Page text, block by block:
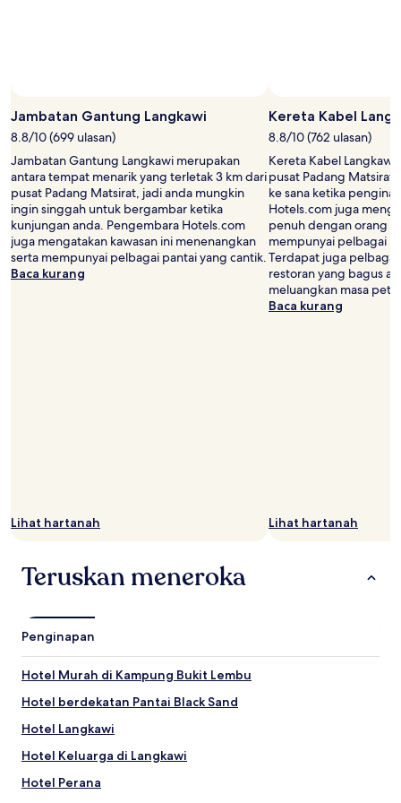
tambahan
mungkin
dikenakan.
Terbuka
oleh
Picture
Courtesy
of
Tourism
Malaysia
Jambatan Gantung Langkawi
8.8/10 (699 ulasan)
Jambatan Gantung Langkawi merupakan
antara tempat menarik yang terletak 3 km dari
pusat Padang Matsirat, jadi anda mungkin
ingin singgah untuk bergambar ketika
kunjungan anda. Pengembara Hotels.com
juga mengatakan kawasan ini menenangkan
serta mempunyai pelbagai pantai yang cantik.
Baca kurang
Lihat hartanah
Kereta Kabel
8.8/10 (762 ulasan)
Kereta Kabel
pusat Padang
ke sana ketika
Hotels.com juga
penuh dengan orang
mempunyai pelbagai
Terdapat juga
restoran yang bagus
meluangkan masa
Baca kurang
Lihat hartanah
Teruskan meneroka
Penginapan
Hotel Murah di Kampung Bukit Lembu
Hotel berdekatan Pantai Black Sand
Hotel Langkawi
Hotel Keluarga di Langkawi
Hotel Perana